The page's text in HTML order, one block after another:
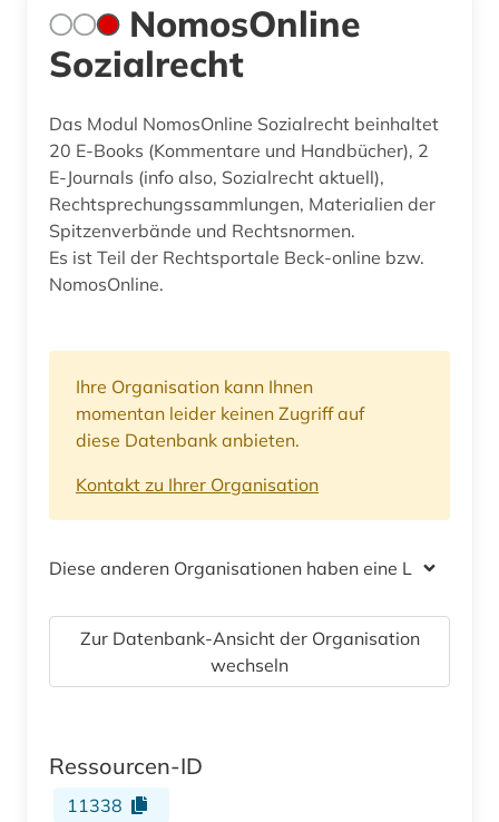
NomosOnline
Sozialrecht
Das Modul NomosOnline Sozialrecht beinhaltet
20 E-Books (Kommentare und Handbücher), 2
E-Journals (info also, Sozialrecht aktuell),
Rechtsprechungssammlungen, Materialien der
Spitzenverbände und Rechtsnormen.
Es ist Teil der Rechtsportale Beck-online bzw.
NomosOnline.
Ihre Organisation kann Ihnen
momentan leider keinen Zugriff auf
diese Datenbank anbieten.
Kontakt zu Ihrer Organisation
Diese anderen Organisationen haben eine Lizenz
Zur Datenbank-Ansicht der Organisation
wechseln
Ressourcen-ID
11338